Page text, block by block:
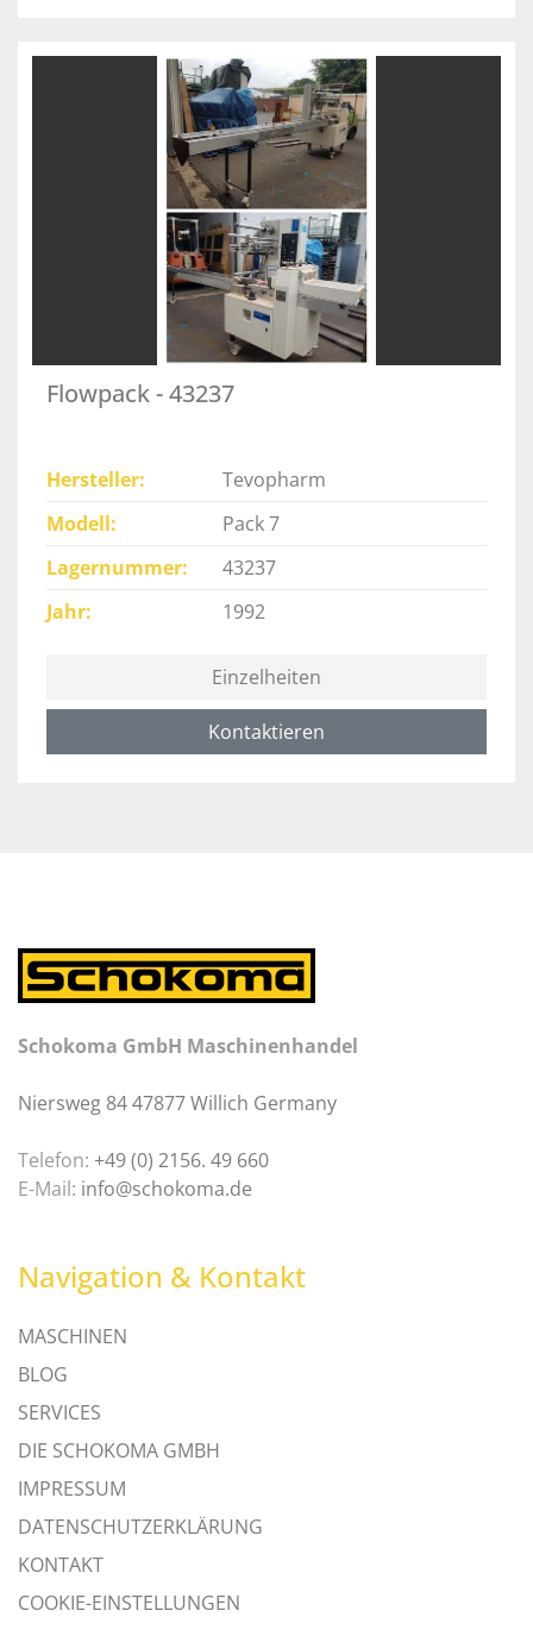
Flowpack - 43237
Hersteller
Tevopharm
Modell
Pack 7
Lagernummer
43237
Jahr
1992
Einzelheiten
Kontaktieren
Schokoma GmbH Maschinenhandel
Niersweg 84 47877 Willich Germany
Telefon: +49 (0) 2156. 49 660
E-Mail: info@schokoma.de
Navigation & Kontakt
MASCHINEN
BLOG
SERVICES
DIE SCHOKOMA GMBH
IMPRESSUM
DATENSCHUTZERKLÄRUNG
KONTAKT
COOKIE-EINSTELLUNGEN